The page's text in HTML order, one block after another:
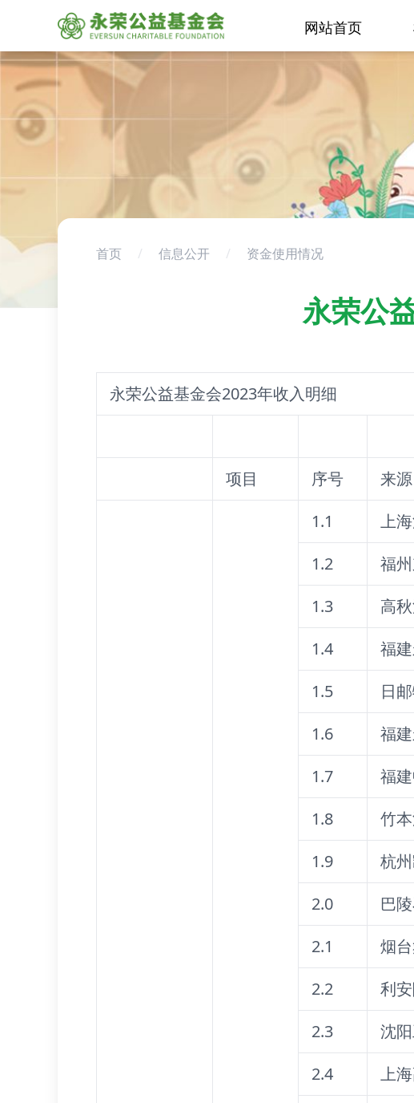
网站首页
首页 / 信息公开 / 资金使用情况
永荣公
永荣公益基金会2023年收入明细
项目
序号 来源
1.1 上
1.2
福
1.3
高
1.4
福
1.5
日
1.6
福
1.7
福
1.8
竹
1.9
杭
2.0
巴
2.1
烟
2.2
利
2.3
沈
2.4
上